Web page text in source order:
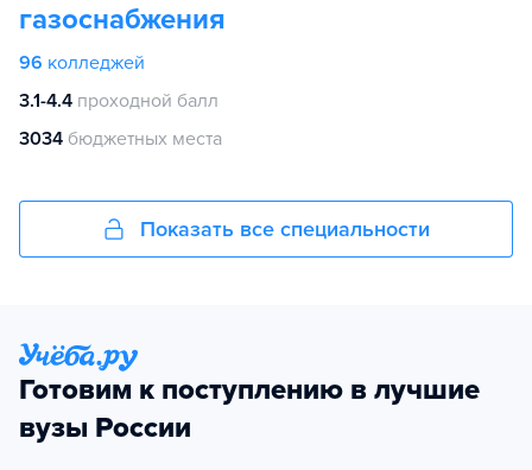
газоснабжения
96 колледжей
3.1-4.4 проходной балл
3034 бюджетных места
Показать все специальности
Готовим к поступлению в лучшие
вузы России